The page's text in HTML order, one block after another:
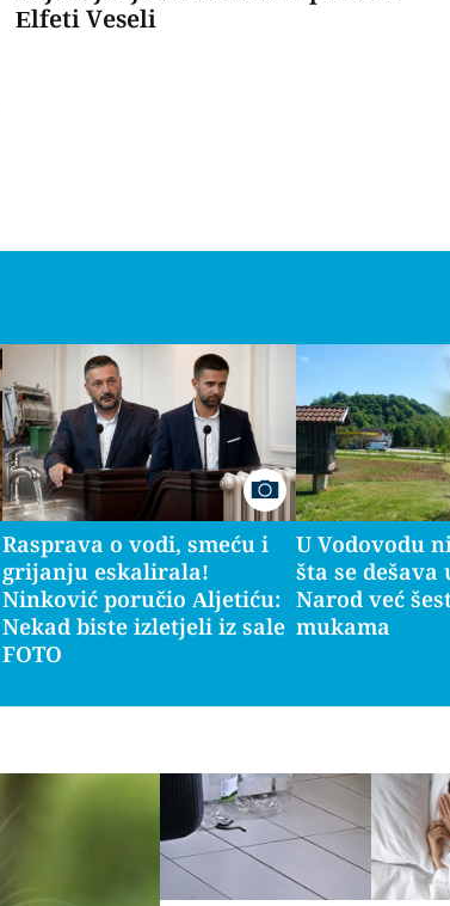
Elfeti Veseli
Rasprava o vodi, smeću i
grijanju eskalirala!
Ninković poručio Aljetiću:
Nekad biste izletjeli iz sale
FOTO
U Vodovodu
šta se
Narod već
mukama